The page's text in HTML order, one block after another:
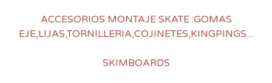
ACCESORIOS MONTAJE SKATE :GOMAS
EJE,LIJAS,TORNILLERIA,COJINETES,KINGPINGS....
SKIMBOARDS